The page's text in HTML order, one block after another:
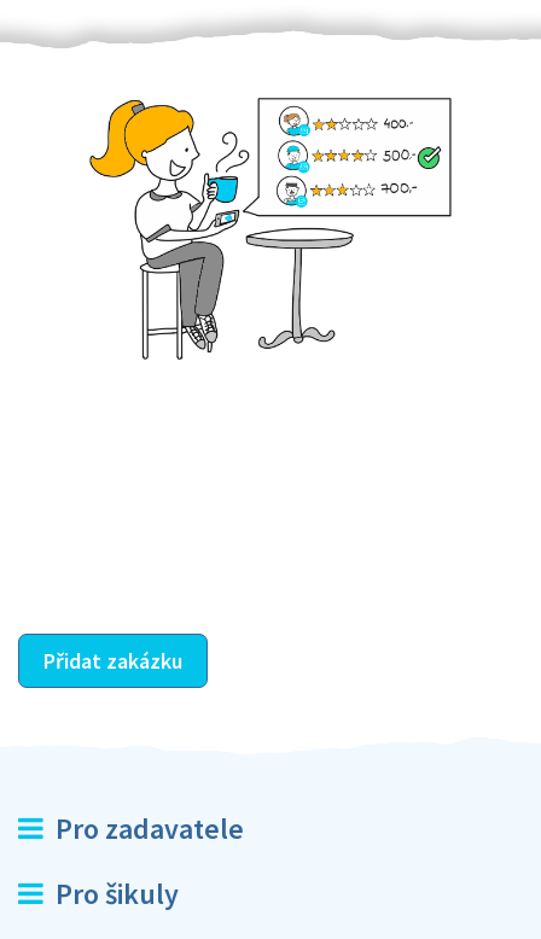
Přidat zakázku
Pro zadavatele
Pro šikuly